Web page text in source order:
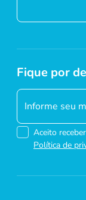
Fique por
Aceito
Política de